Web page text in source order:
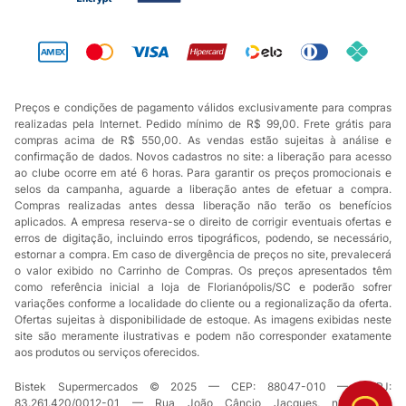
Preços e condições de pagamento válidos exclusivamente para compras
realizadas pela Internet. Pedido mínimo de R$ 99,00. Frete grátis para
compras acima de R$ 550,00. As vendas estão sujeitas à análise e
confirmação de dados. Novos cadastros no site: a liberação para acesso
ao clube ocorre em até 6 horas. Para garantir os preços promocionais e
selos da campanha, aguarde a liberação antes de efetuar a compra.
Compras realizadas antes dessa liberação não terão os benefícios
aplicados. A empresa reserva-se o direito de corrigir eventuais ofertas e
erros de digitação, incluindo erros tipográficos, podendo, se necessário,
estornar a compra. Em caso de divergência de preços no site, prevalecerá
o valor exibido no Carrinho de Compras. Os preços apresentados têm
como referência inicial a loja de Florianópolis/SC e poderão sofrer
variações conforme a localidade do cliente ou a regionalização da oferta.
Ofertas sujeitas à disponibilidade de estoque. As imagens exibidas neste
site são meramente ilustrativas e podem não corresponder exatamente
aos produtos ou serviços oferecidos.
Bistek Supermercados © 2025 — CEP: 88047-010 — CNPJ:
83.261.420/0012-01 — Rua João Câncio Jacques, nº 49 —